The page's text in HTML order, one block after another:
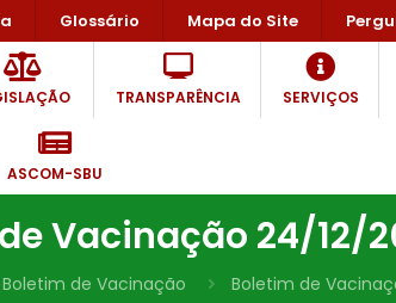
Glossário Mapa do Site
TRANSPARÊNCIA SERVIÇOS
ASCOM-SBU
Vacinação 24/12/
Boletim de Vacinação Boletim de